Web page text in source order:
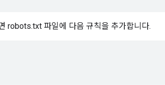
robots.txt 파일에 다음 규칙을 추가합니다.